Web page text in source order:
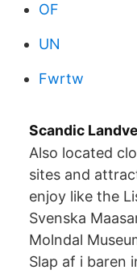
OF
UN
Fwrtw
Scandic
Also located
sites and
enjoy like the
Svenska
Molndal
Slap af i baren